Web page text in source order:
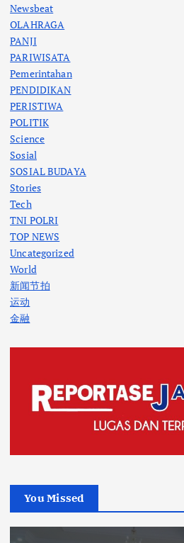
Newsbeat
OLAHRAGA
PANJI
PARIWISATA
Pemerintahan
PENDIDIKAN
PERISTIWA
POLITIK
Science
Sosial
SOSIAL BUDAYA
Stories
Tech
TNI POLRI
TOP NEWS
Uncategorized
World
新闻节拍
运动
金融
You Missed